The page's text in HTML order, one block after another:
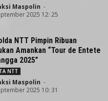
Maspolin -
2025 12: 25
NTT Pimpin Ribuan
Amankan “Tour de Entete
2025”
NTT
Maspolin -
2025 10: 31